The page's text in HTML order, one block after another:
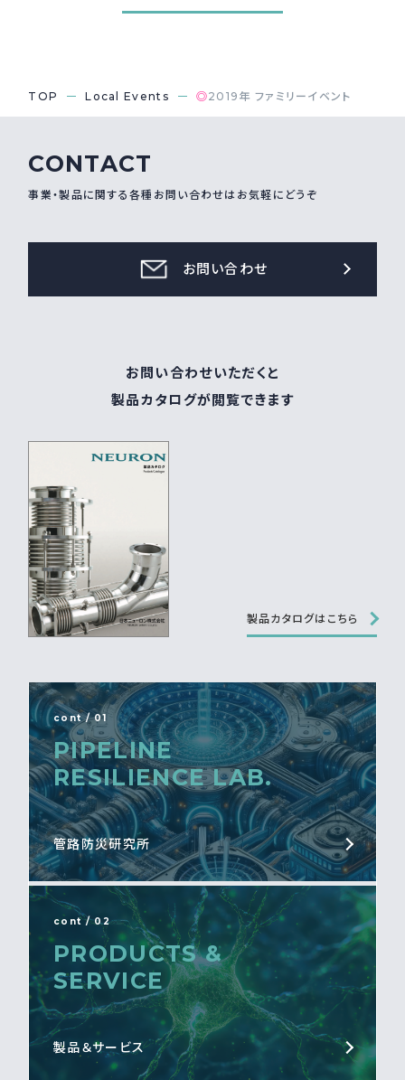
TOP Local Events ◎2019年 ファミリーイベント
CONTACT
事業・製品に関する各種お問い合わせはお気軽にどうぞ
お問い合わせ
お問い合わせいただくと
製品カタログが閲覧できます
製品カタログはこちら
cont / 01
PIPELINE
RESILIENCE LAB.
管路防災研究所
cont / 02
PRODUCTS &
SERVICE
製品＆サービス